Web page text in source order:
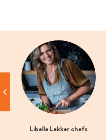
Libelle Lekker chefs